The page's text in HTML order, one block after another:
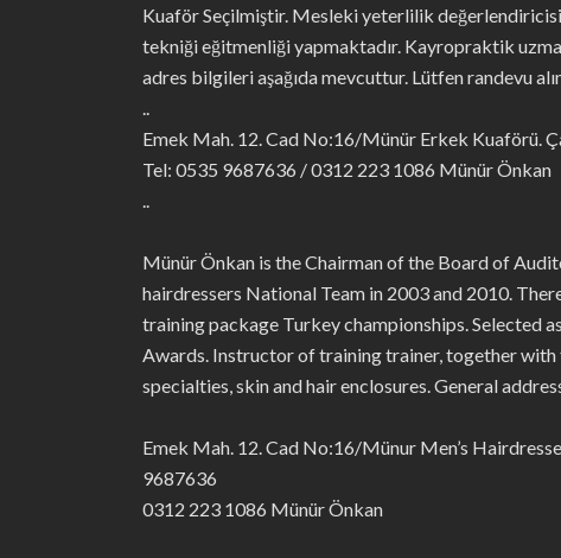
Kuaför Seçilmiştir. Mesleki yeterlilik
tekniği eğitmenliği yapmaktadır. Kayropraktik
adres bilgileri aşağıda mevcuttur. Lütfen randevu
..
Emek Mah. 12. Cad No:16/Münür Erkek Kuaförü.
Tel: 0535 9687636 / 0312 223 1086 Münür Önkan
..
Münür Önkan is the Chairman of the Board of
hairdressers National Team in 2003 and 2010.
training package Turkey championships. Selected
Awards. Instructor of training trainer, together
specialties, skin and hair enclosures. General
Emek Mah. 12. Cad No:16/Münur Men’s
9687636
0312 223 1086 Münür Önkan